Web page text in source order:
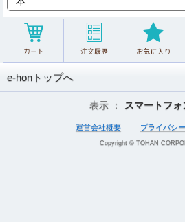
e-honトップへ
表示 ： スマートフォ
運営会社概要 プライバシ
Copyright © TOHAN